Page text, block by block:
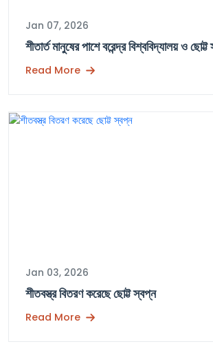
Jan 07, 2026
শীতার্ত মানুষের পাশে বরেন্দ্র বিশ্ববিদ্যালয় ও
Read More
Jan 03, 2026
শীতবস্ত্র বিতরণ করেছে ছোট্ট স্বপ্ন
Read More